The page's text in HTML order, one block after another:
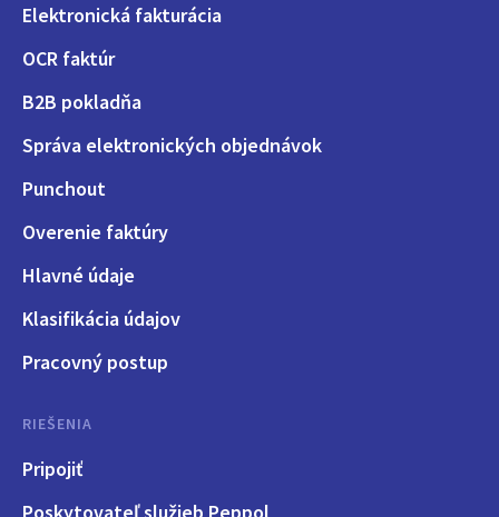
Elektronická fakturácia
OCR faktúr
B2B pokladňa
Správa elektronických objednávok
Punchout
Overenie faktúry
Hlavné údaje
Klasifikácia údajov
Pracovný postup
RIEŠENIA
Pripojiť
Poskytovateľ služieb Peppol